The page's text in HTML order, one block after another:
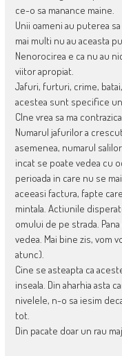
ce-o sa manance maine.
Unii oameni au puterea
mai multi nu au aceasta
Nenorocirea e ca nu au
viitor apropiat.
Jafuri, furturi, crime,
acestea sunt specifice
CIne vrea sa ma
Numarul jafurilor a
asemenea, numarul
incat se poate vedea cu
perioada in care nu se
aceeasi factura, fapte
mintala. Actiunile
omului de pe strada.
vedea. Mai bine zis, vom
atunc).
Cine se asteapta ca
inseala. Din aharhia asta
nivelele, n-o sa iesim
tot.
Din pacate doar un rau